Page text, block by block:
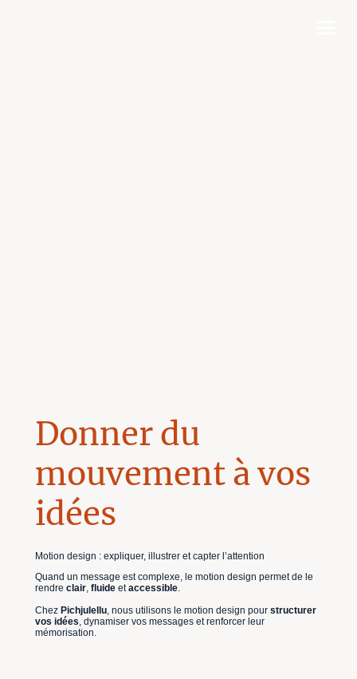
Donner du
mouvement à vos
idées
Motion design : expliquer, illustrer et capter l’attention
Quand un message est complexe, le motion design permet de le
rendre clair, fluide etaccessible.
Chez Pichjulellu, nous utilisons le motion design pour structurer
vos idées, dynamiser vos messages et renforcer leur
mémorisation.